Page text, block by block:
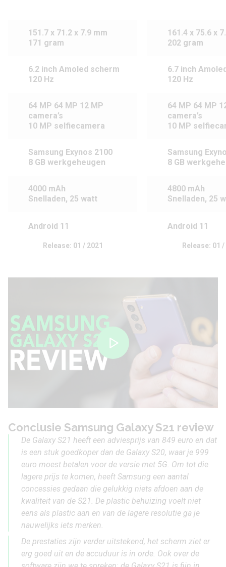
151.7 x 71.2 x 7.9 mm
171 gram
6.2 inch Amoled scherm
120 Hz
64 MP 64 MP 12 MP
camera’s
10 MP selfiecamera
Samsung Exynos 2100
8 GB werkgeheugen
4000 mAh
Snelladen, 25 watt
Android 11
Release: 01 / 2021
161.4 x 75.6 x
202 gram
6.7 inch
120 Hz
64 MP 64 MP
camera’s
10 MP
Samsung
8 GB
4800 mAh
Snelladen, 25
Android 11
Release: 01
Conclusie Samsung Galaxy S21 review
De Galaxy S21 heeft een adviesprijs van 849 euro en dat
is een stuk goedkoper dan de Galaxy S20, waar je 999
euro moest betalen voor de versie met 5G. Om tot die
lagere prijs te komen, heeft Samsung een aantal
concessies gedaan die gelukkig niets afdoen aan de
kwaliteit van de S21. De plastic behuizing voelt niet
eens als plastic aan en van de lagere resolutie ga je
nauwelijks iets merken.
De prestaties zijn verder uitstekend, het scherm ziet er
erg goed uit en de accuduur is in orde. Ook over de